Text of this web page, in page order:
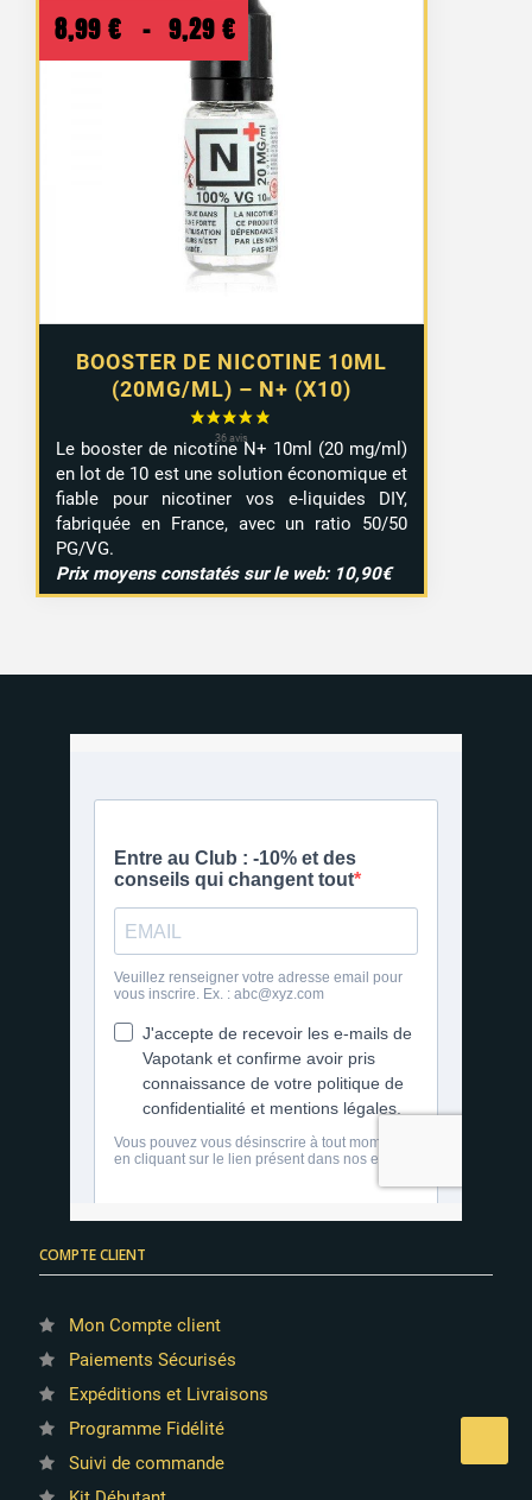
BOOSTER DE NICOTINE 10ML
(20MG/ML) – N+ (X10)
8,99 € – 9,29 € Plage
de
prix :
8,99 €
à
9,29 €
Le booster de nicotine N+ 10ml (20 mg/ml)
en lot de 10 est une solution économique et
fiable pour nicotiner vos e-liquides DIY,
fabriquée en France, avec un ratio 50/50
PG/VG.
Prix moyens constatés sur le web: 10,90€
COMPTE CLIENT
Mon Compte client
Paiements Sécurisés
Expéditions et Livraisons
Programme Fidélité
Suivi de commande